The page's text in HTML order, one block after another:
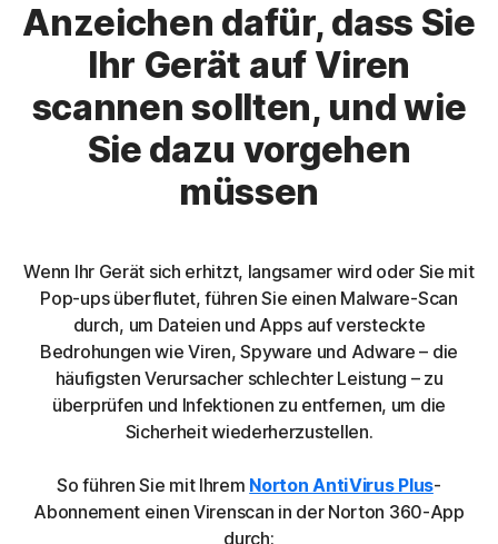
Anzeichen dafür, dass Sie
Ihr Gerät auf Viren
scannen sollten, und wie
Sie dazu vorgehen
müssen
Wenn Ihr Gerät sich erhitzt, langsamer wird oder Sie mit
Pop-ups überflutet, führen Sie einen Malware-Scan
durch, um Dateien und Apps auf versteckte
Bedrohungen wie Viren, Spyware und Adware – die
häufigsten Verursacher schlechter Leistung – zu
überprüfen und Infektionen zu entfernen, um die
Sicherheit wiederherzustellen.
So führen Sie mit Ihrem Norton AntiVirus Plus-
Abonnement einen Virenscan in der Norton 360-App
durch: